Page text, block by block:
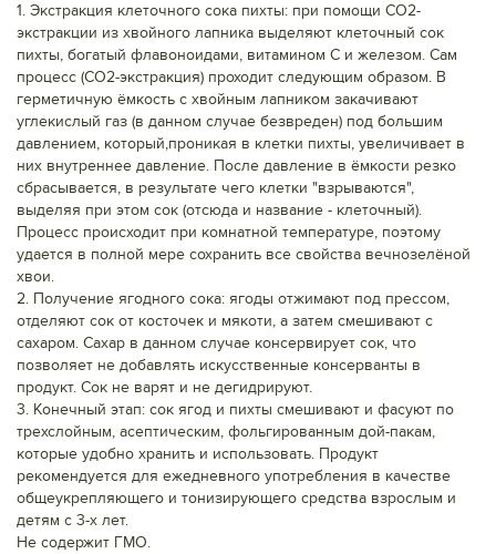
1. Экстракция клеточного сока пихты: при помощи CO2-
экстракции из хвойного лапника выделяют клеточный сок
пихты, богатый флавоноидами, витамином С и железом. Сам
процесс (СО2-экстракция) проходит следующим образом. В
герметичную ёмкость с хвойным лапником закачивают
углекислый газ (в данном случае безвреден) под большим
давлением, который,проникая в клетки пихты, увеличивает в
них внутреннее давление. После давление в ёмкости резко
сбрасывается, в результате чего клетки "взрываются",
выделяя при этом сок (отсюда и название - клеточный).
Процесс происходит при комнатной температуре, поэтому
удается в полной мере сохранить все свойства вечнозелёной
хвои.
2. Получение ягодного сока: ягоды отжимают под прессом,
отделяют сок от косточек и мякоти, а затем смешивают с
сахаром. Сахар в данном случае консервирует сок, что
позволяет не добавлять искусственные консерванты в
продукт. Сок не варят и не дегидрируют.
3. Конечный этап: сок ягод и пихты смешивают и фасуют по
трехслойным, асептическим, фольгированным дой-пакам,
которые удобно хранить и использовать. Продукт
рекомендуется для ежедневного употребления в качестве
общеукрепляющего и тонизирующего средства взрослым и
детям с 3-х лет.
Не содержит ГМО.